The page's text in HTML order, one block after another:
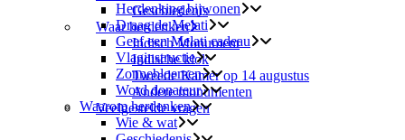
Geschiedenis
Waar herdenken
Indisch Monument
Indische klok
Tweede Kamer op 14 augustus
Andere monumenten
Veelgestelde vragen
Herdenking bijwonen
Draag de Melati
Geef een Melati cadeau
Vlaginstructie
Zonnebloemen
Word donateur
Waarom herdenken
Wie & wat